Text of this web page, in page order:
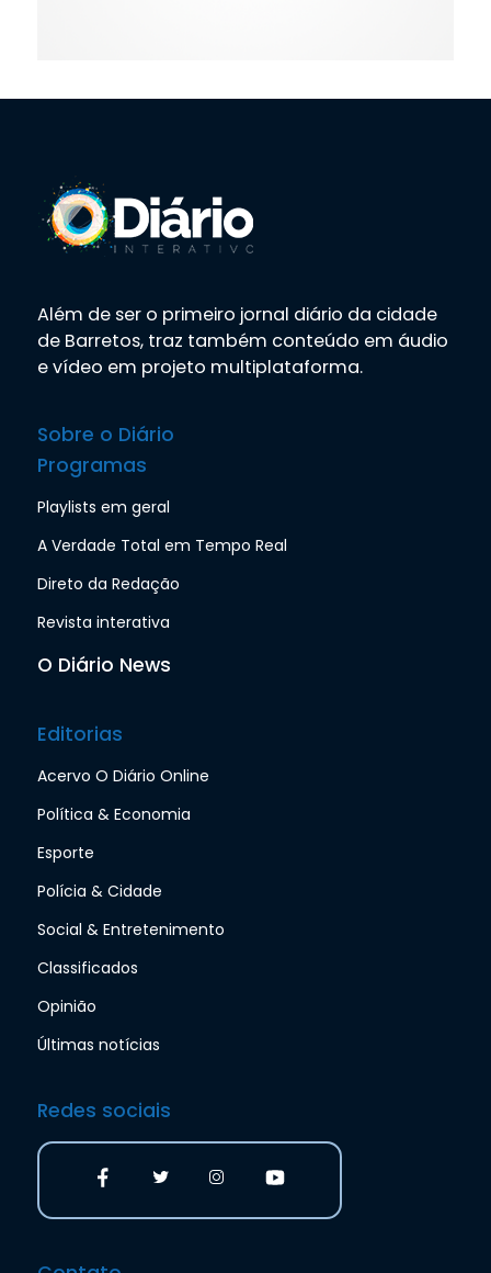
Além de ser o primeiro jornal diário da cidade
de Barretos, traz também conteúdo em áudio
e vídeo em projeto multiplataforma.
Sobre o Diário
Programas
Playlists em geral
A Verdade Total em Tempo Real
Direto da Redação
Revista interativa
O Diário News
Editorias
Acervo O Diário Online
Política & Economia
Esporte
Polícia & Cidade
Social & Entretenimento
Classificados
Opinião
Últimas notícias
Redes sociais